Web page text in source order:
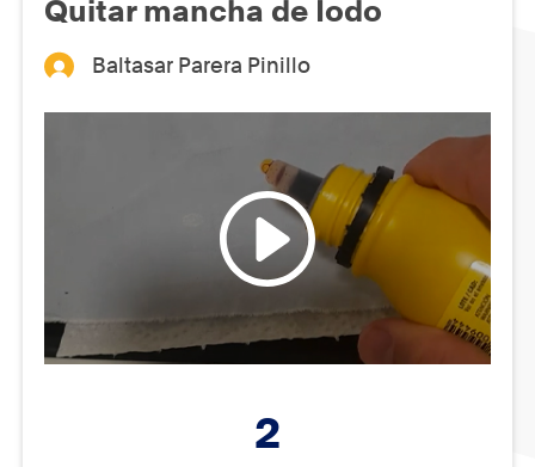
Quitar mancha de Iodo
Baltasar Parera Pinillo
2